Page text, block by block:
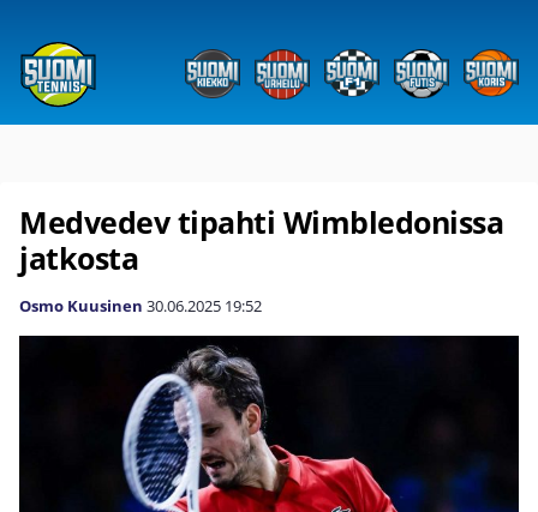
Medvedev tipahti Wimbledonissa
jatkosta
Osmo Kuusinen 30.06.2025 19:52